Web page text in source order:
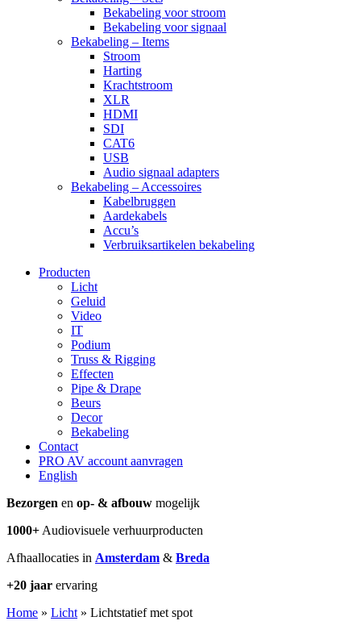
Bekabeling voor stroom
Bekabeling voor signaal
Bekabeling – Items
Stroom
Harting
Krachtstroom
XLR
HDMI
SDI
CAT6
USB
Audio signaal adapters
Bekabeling – Accessoires
Kabelbruggen
Aardekabels
Accu’s
Verbruiksartikelen bekabeling
Producten
Licht
Geluid
Video
IT
Podium
Truss & Rigging
Effecten
Pipe & Drape
Beurs
Decor
Bekabeling
Contact
PRO AV account aanvragen
English
Bezorgen en op- & afbouw mogelijk
1000+ Audiovisuele verhuurproducten
Afhaallocaties in Amsterdam & Breda
+20 jaar ervaring
Home » Licht » Lichtstatief met spot